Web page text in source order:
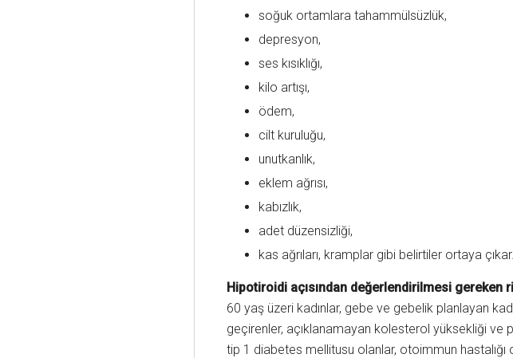
soğuk ortamlara tahammülsüzlük,
depresyon,
ses kısıklığı,
kilo artışı,
ödem,
cilt kuruluğu,
unutkanlık,
eklem ağrısı,
kabızlık,
adet düzensizliği,
kas ağrıları, kramplar gibi belirtiler ortaya çıkar.
Hipotiroidi açısından değerlendirilmesi gereken
60 yaş üzeri kadınlar, gebe ve gebelik planlayan
geçirenler, açıklanamayan kolesterol yüksekliği ve
tip 1 diabetes mellitusu olanlar, otoimmun